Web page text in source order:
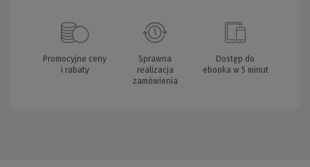
Promocyjne ceny
i rabaty
Sprawna
realizacja
zamówienia
Dostęp do
ebooka w 5 minut